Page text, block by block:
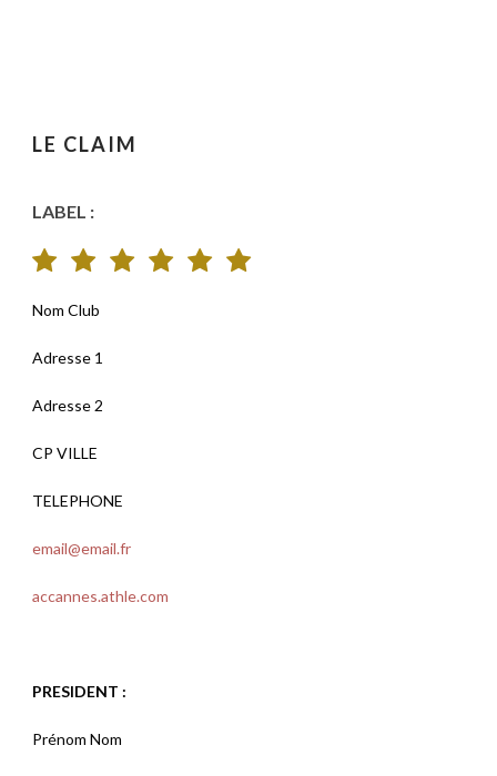
LE CLAIM
LABEL :
Nom Club
Adresse 1
Adresse 2
CP VILLE
TELEPHONE
email@email.fr
accannes.athle.com
PRESIDENT :
Prénom Nom